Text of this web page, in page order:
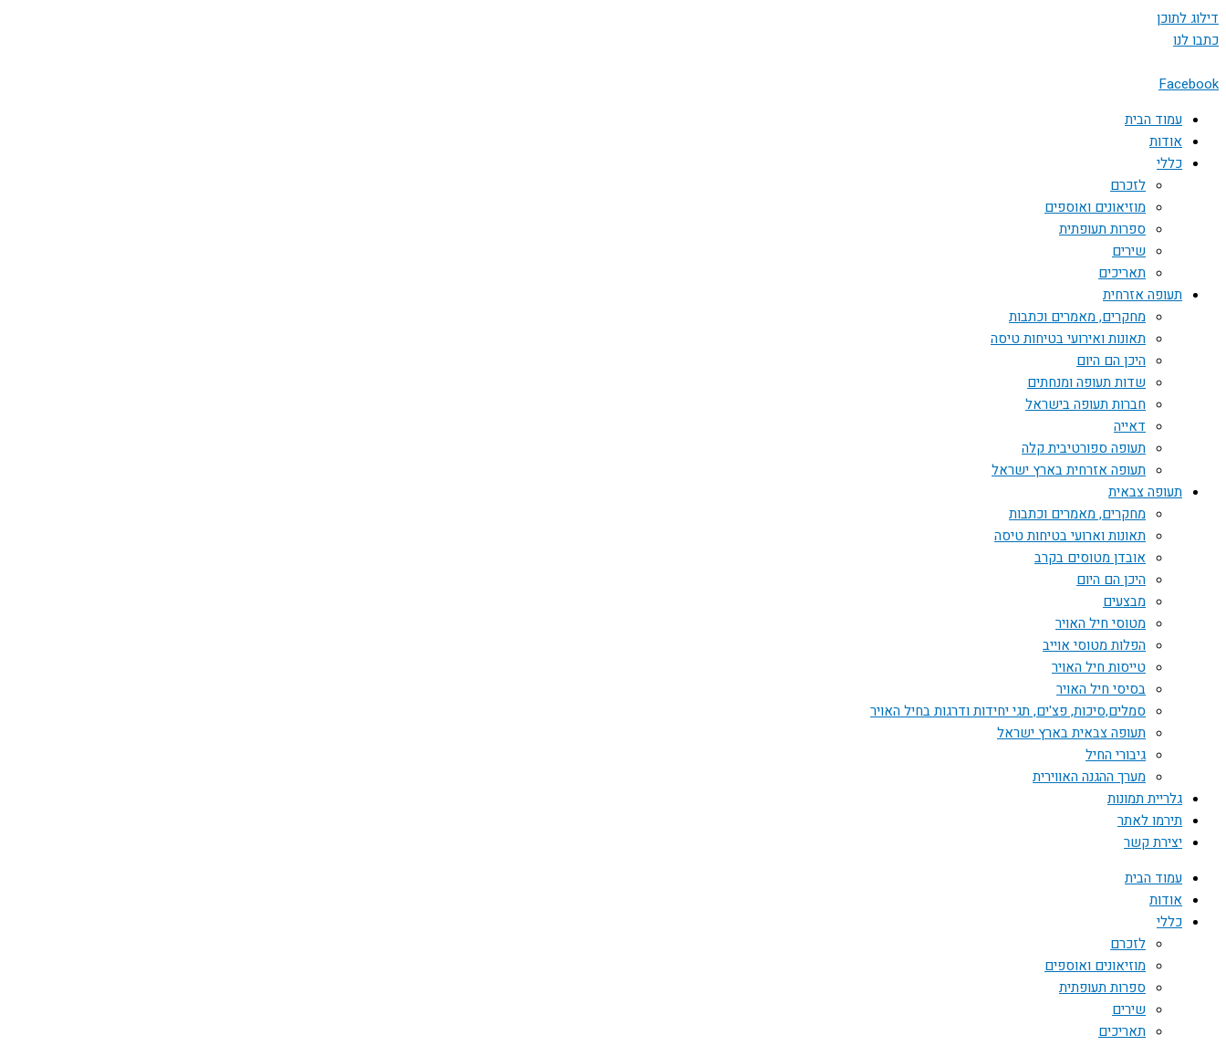
דילוג לתוכן
כתבו לנו
Facebook
עמוד הבית
אודות
כללי
לזכרם
מוזיאונים ואוספים
ספרות תעופתית
שירים
תאריכים
תעופה אזרחית
מחקרים, מאמרים וכתבות
תאונות ואירועי בטיחות טיסה
היכן הם היום
שדות תעופה ומנחתים
חברות תעופה בישראל
דאייה
תעופה ספורטיבית קלה
תעופה אזרחית בארץ ישראל
תעופה צבאית
מחקרים, מאמרים וכתבות
תאונות וארועי בטיחות טיסה
אובדן מטוסים בקרב
היכן הם היום
מבצעים
מטוסי חיל האויר
הפלות מטוסי אוייב
טייסות חיל האויר
בסיסי חיל האויר
סמלים,סיכות, פצ'ים, תגי יחידות ודרגות בחיל האויר
תעופה צבאית בארץ ישראל
גיבורי החיל
מערך ההגנה האווירית
גלריית תמונות
תירמו לאתר
יצירת קשר
עמוד הבית
אודות
כללי
לזכרם
מוזיאונים ואוספים
ספרות תעופתית
שירים
תאריכים